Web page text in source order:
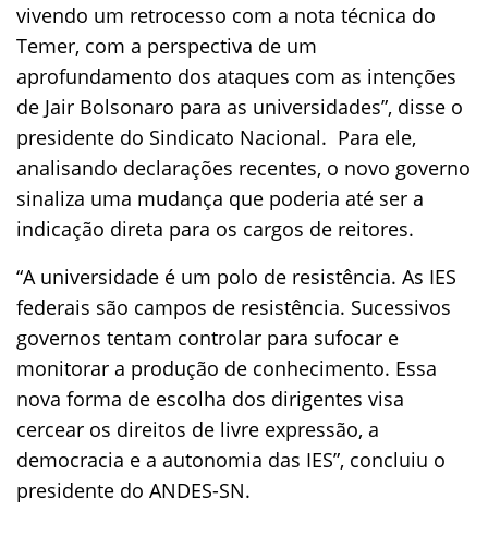
vivendo um retrocesso com a nota técnica do
Temer, com a perspectiva de um
aprofundamento dos ataques com as intenções
de Jair Bolsonaro para as universidades”, disse o
presidente do Sindicato Nacional. Para ele,
analisando declarações recentes, o novo governo
sinaliza uma mudança que poderia até ser a
indicação direta para os cargos de reitores.
“A universidade é um polo de resistência. As IES
federais são campos de resistência. Sucessivos
governos tentam controlar para sufocar e
monitorar a produção de conhecimento. Essa
nova forma de escolha dos dirigentes visa
cercear os direitos de livre expressão, a
democracia e a autonomia das IES”, concluiu o
presidente do ANDES-SN.